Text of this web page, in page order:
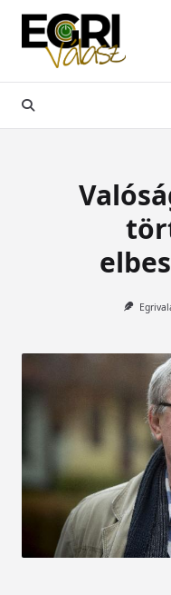
Skip
content